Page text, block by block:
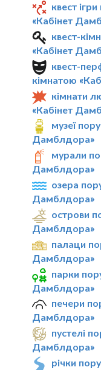
квест
«Кабінет
квест-
«Кабінет
квест-
кімнатою
кімнати
«Кабінет
музеї
Дамблдора»
мурали
Дамблдора»
озера
Дамблдора»
острови
Дамблдора»
палаци
Дамблдора»
парки
Дамблдора»
печери
Дамблдора»
пустелі
Дамблдора»
річки